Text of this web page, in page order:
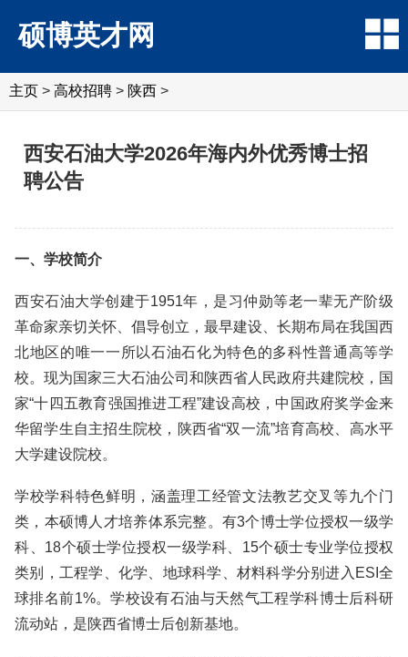
硕博英才网
主页 > 高校招聘 > 陕西 >
西安石油大学2026年海内外优秀博士招
聘公告
一、学校简介
西安石油大学创建于1951年，是习仲勋等老一辈无产阶级
革命家亲切关怀、倡导创立，最早建设、长期布局在我国西
北地区的唯一一所以石油石化为特色的多科性普通高等学
校。现为国家三大石油公司和陕西省人民政府共建院校，国
家“十四五教育强国推进工程”建设高校，中国政府奖学金来
华留学生自主招生院校，陕西省“双一流”培育高校、高水平
大学建设院校。
学校学科特色鲜明，涵盖理工经管文法教艺交叉等九个门
类，本硕博人才培养体系完整。有3个博士学位授权一级学
科、18个硕士学位授权一级学科、15个硕士专业学位授权
类别，工程学、化学、地球科学、材料科学分别进入ESI全
球排名前1%。学校设有石油与天然气工程学科博士后科研
流动站，是陕西省博士后创新基地。